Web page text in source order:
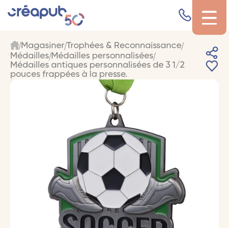
Magasiner Trophées & Reconnaissance
Médailles Médailles personnalisées
Médailles antiques personnalisées de 3 1/2
pouces frappées à la presse.